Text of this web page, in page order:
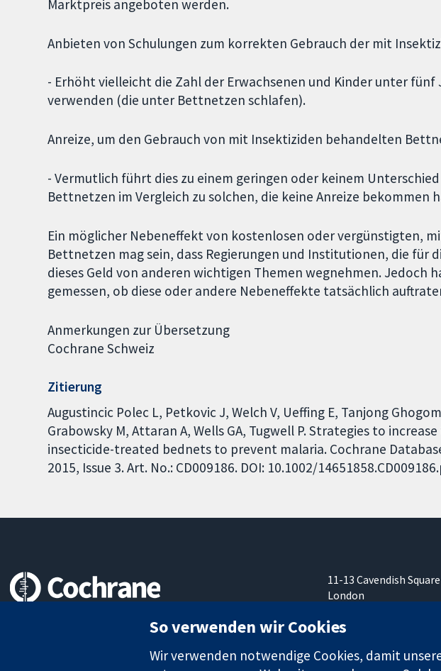
Marktpreis angeboten werden.
Anbieten von Schulungen zum korrekten Gebrauch der mit
- Erhöht vielleicht die Zahl der Erwachsenen und Kinder unter
verwenden (die unter Bettnetzen schlafen).
Anreize, um den Gebrauch von mit Insektiziden behandelten
- Vermutlich führt dies zu einem geringen oder keinem
Bettnetzen im Vergleich zu solchen, die keine Anreize bekommen
Ein möglicher Nebeneffekt von kostenlosen oder vergünstigten,
Bettnetzen mag sein, dass Regierungen und Institutionen, die für
dieses Geld von anderen wichtigen Themen wegnehmen. Jedoch
gemessen, ob diese oder andere Nebeneffekte tatsächlich
Anmerkungen zur Übersetzung
Cochrane Schweiz
Zitierung
Augustincic Polec L, Petkovic J, Welch V, Ueffing E, Tanjong
Grabowsky M, Attaran A, Wells GA, Tugwell P. Strategies to
insecticide-treated bednets to prevent malaria. Cochrane
2015, Issue 3. Art. No.: CD009186. DOI: 10.1002/
11-13 Cavendish Square
London
Vereinigtes Königreich
So verwenden wir Cookies
Wir verwenden notwendige Cookies, damit